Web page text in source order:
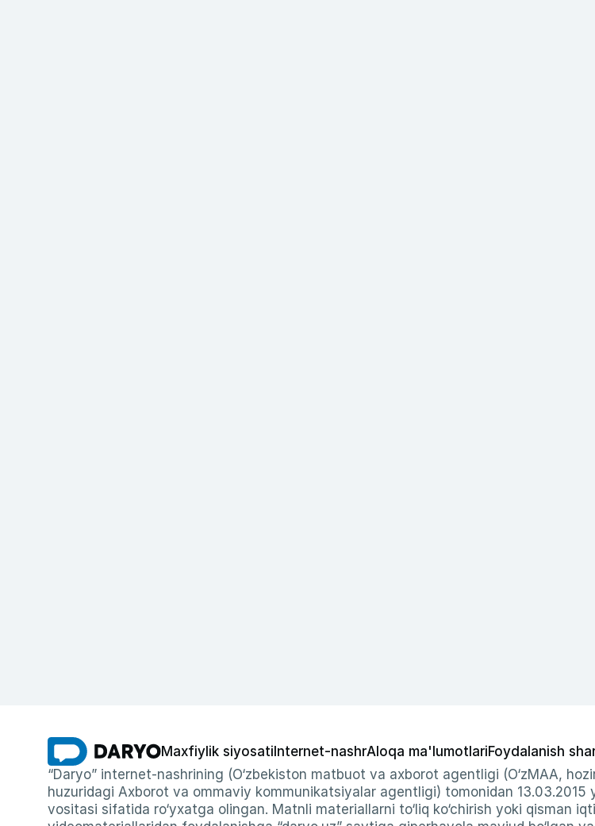
Maxfiylik siyosati Internet-nashrAloqa ma'lumotlariFoydalanish
“Daryo” internet-nashrining (O‘zbekiston matbuot va axborot agentligi (O‘zMAA,
huzuridagi Axborot va ommaviy kommunikatsiyalar agentligi) tomonidan
vositasi sifatida ro‘yxatga olingan. Matnli materiallarni to‘liq ko‘chirish yoki qisman